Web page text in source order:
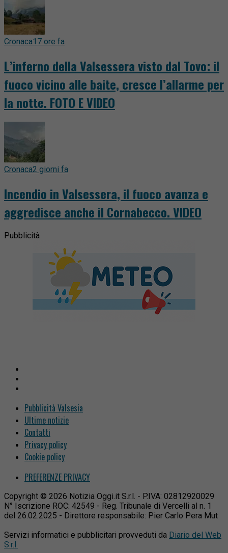
Cronaca17 ore fa
L’inferno della Valsessera visto dal Tovo: il
fuoco vicino alle baite, cresce l’allarme per
la notte. FOTO E VIDEO
Cronaca2 giorni fa
Incendio in Valsessera, il fuoco avanza e
aggredisce anche il Cornabecco. VIDEO
Pubblicità
Pubblicità Valsesia
Ultime notizie
Contatti
Privacy policy
Cookie policy
PREFERENZE PRIVACY
Copyright © 2026 Notizia Oggi.it S.r.l. - P.IVA: 02812920029
N° Iscrizione ROC: 42549 - Reg. Tribunale di Vercelli al n. 1
del 26.02.2025 - Direttore responsabile: Pier Carlo Pera Mut
Servizi informatici e pubblicitari provveduti da Diario del Web
S.r.l.